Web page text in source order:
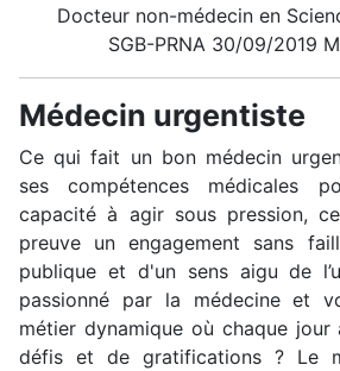
Docteur non-médecin en
SGB-PRNA 30/09/2019
Médecin urgentiste
Ce qui fait un bon médecin
ses compétences médicales
capacité à agir sous pression,
preuve un engagement sans
publique et d'un sens aigu de
passionné par la médecine et
métier dynamique où chaque
défis et de gratifications ? Le